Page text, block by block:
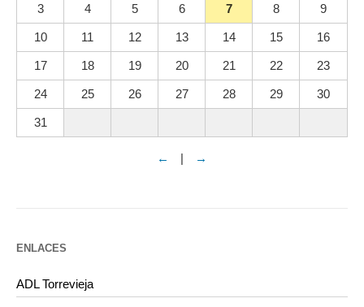
3 4 5 6 7 8 9
10 11 12 13 14 15 16
17 18 19 20 21 22 23
24 25 26 27 28 29 30
31
← | →
ENLACES
ADL Torrevieja